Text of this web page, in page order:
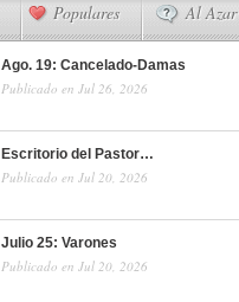
Populares Al Azar
Ago. 19: Cancelado-Damas
Publicado en Jul 26, 2026
Escritorio del Pastor…
Publicado en Jul 20, 2026
Julio 25: Varones
Publicado en Jul 20, 2026